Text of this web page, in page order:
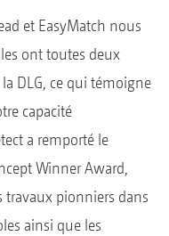
et EasyMatch nous
ont toutes deux
DLG, ce qui témoigne
capacité
a remporté le
Winner Award,
pionniers dans
ainsi que les